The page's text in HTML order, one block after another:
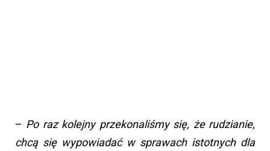
– Po raz kolejny przekonaliśmy się, że rudzianie,
chcą się wypowiadać w sprawach istotnych dla